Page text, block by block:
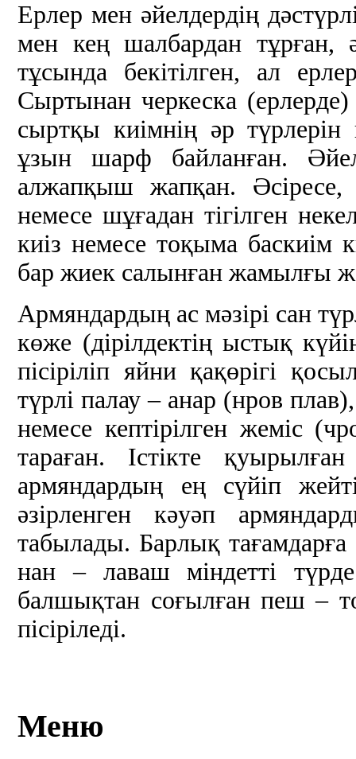
Ерлер мен әйелдердің
мен кең шалбардан тұрған,
тұсында бекітілген, ал
Сыртынан черкеска (ерлерде)
сыртқы киімнің әр түрлерін
ұзын шарф байланған.
алжапқыш жапқан. Әсіресе,
немесе шұғадан тігілген
киіз немесе тоқыма баскиім
бар жиек салынған жамылғы
Армяндардың ас мәзірі сан
көже (дірілдектің ыстық
пісіріліп яйни қақөрігі
түрлі палау – анар (нров
немесе кептірілген жеміс
тараған. Істікте
армяндардың ең сүйіп
әзірленген кәуәп
табылады. Барлық
нан – лаваш міндетті
балшықтан соғылған пеш –
пісіріледі.
Меню